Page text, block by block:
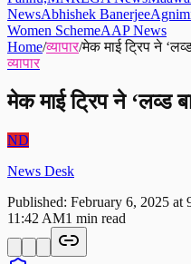
NewsAbhishek Banerjee
Women SchemeAAP News
Home/व्यापार/मेक माई ट्रिप ने
व्यापार
मेक माई ट्रिप ने ‘लव्ड
ND
News Desk
Published: February 6, 2025 at
11:42 AM1 min read